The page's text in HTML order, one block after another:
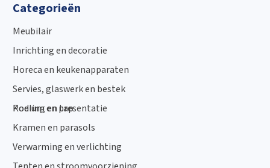
Categorieën
Meubilair
Inrichting en decoratie
Horeca en keukenapparaten
Servies, glaswerk en bestek
Koeling en tap
Podium en presentatie
Kramen en parasols
Verwarming en verlichting